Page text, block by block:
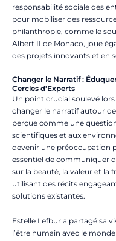
responsabilité sociale des
pour mobiliser des
philanthropie, comme le
Albert II de Monaco, joue
des projets innovants et en
Changer le Narratif :
Cercles d'Experts
Un point crucial soulevé
changer le narratif autour
perçue comme une
scientifiques et aux
devenir une préoccupation
essentiel de communiquer
sur la beauté, la valeur et la
utilisant des récits
solutions existantes.
Estelle Lefbur a partagé sa
l’être humain avec le